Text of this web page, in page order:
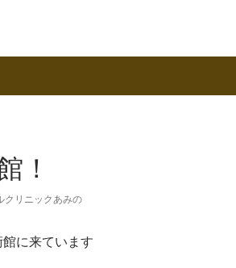
！
クリニックあみの
に来ています